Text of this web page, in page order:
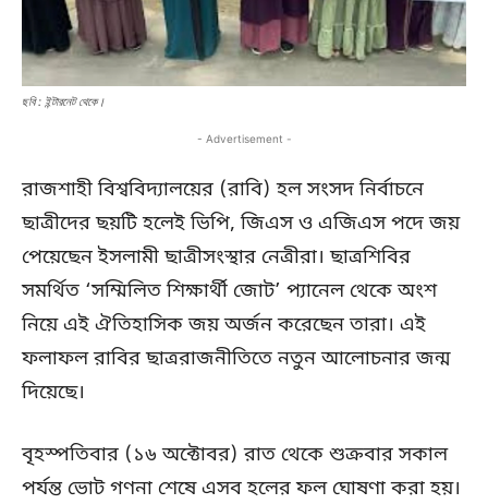
ছবি : ইন্টারনেট থেকে।
- Advertisement -
রাজশাহী বিশ্ববিদ্যালয়ের (রাবি) হল সংসদ নির্বাচনে
ছাত্রীদের ছয়টি হলেই ভিপি, জিএস ও এজিএস পদে জয়
পেয়েছেন ইসলামী ছাত্রীসংস্থার নেত্রীরা। ছাত্রশিবির
সমর্থিত ‘সম্মিলিত শিক্ষার্থী জোট’ প্যানেল থেকে অংশ
নিয়ে এই ঐতিহাসিক জয় অর্জন করেছেন তারা। এই
ফলাফল রাবির ছাত্ররাজনীতিতে নতুন আলোচনার জন্ম
দিয়েছে।
বৃহস্পতিবার (১৬ অক্টোবর) রাত থেকে শুক্রবার সকাল
পর্যন্ত ভোট গণনা শেষে এসব হলের ফল ঘোষণা করা হয়।